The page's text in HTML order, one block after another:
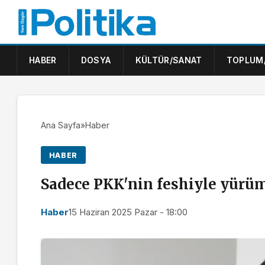
HABER DOSYA KÜLTÜR/SANAT
Ana Sayfa»Haber
HABER
Sadece PKK'nin feshiyle
Haber15 Haziran 2025 Pazar - 18:00